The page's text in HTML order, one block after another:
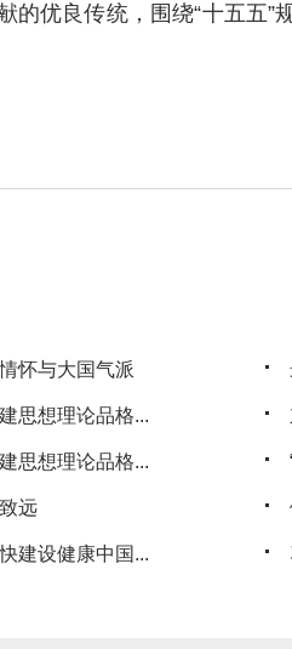
的优良传统，围绕“十五五
怀与大国气派
思想理论品格...
思想理论品格...
远
建设健康中国...